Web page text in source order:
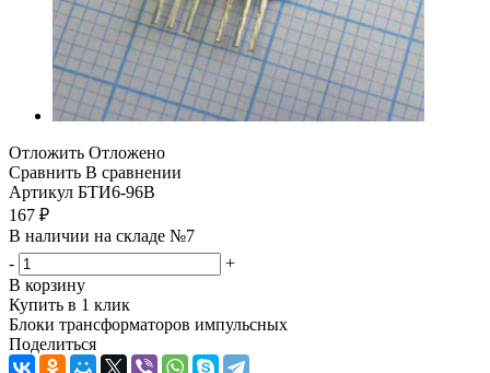
Отложить Отложено
Сравнить В сравнении
Артикул БТИ6-96В
167 ₽
В наличии на складе №7
-
+
В корзину
Купить в 1 клик
Блоки трансформаторов импульсных
Поделиться